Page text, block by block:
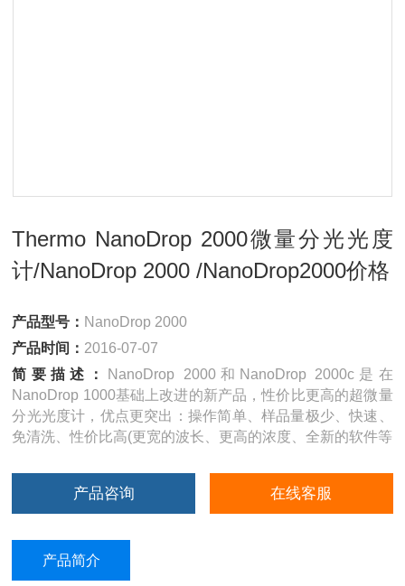
Thermo NanoDrop 2000微量分光光度
计/NanoDrop 2000 /NanoDrop2000价格
产品型号： NanoDrop 2000
产品时间： 2016-07-07
简要描述： NanoDrop 2000和NanoDrop 2000c是在
NanoDrop 1000基础上改进的新产品，性价比更高的超微量
分光光度计，优点更突出：操作简单、样品量极少、快速、
免清洗、性价比高(更宽的波长、更高的浓度、全新的软件等
产品咨询 在线客服
产品简介